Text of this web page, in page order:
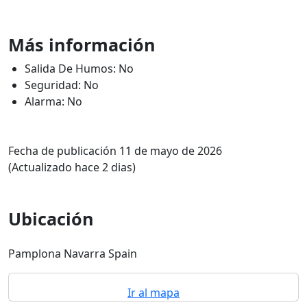
Más información
Salida De Humos: No
Seguridad: No
Alarma: No
Fecha de publicación 11 de mayo de 2026
(Actualizado hace 2 dias)
Ubicación
Pamplona Navarra Spain
Ir al mapa